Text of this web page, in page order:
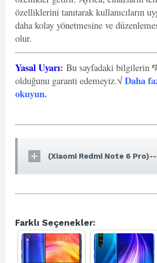
özelliklerini tanıtarak kullanıcıların
daha kolay yönetmesine ve
olur.
Yasal Uyarı: Bu sayfadaki bilgilerin
olduğunu garanti edemeyiz.√ Daha
okuyun.
(Xiaomi Redmi Note 6
Farklı Seçenekler: